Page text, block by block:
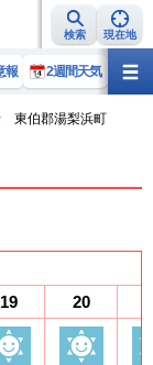
検索 現在地
報 2週間天気 ラ
東伯郡湯梨浜町
19 20